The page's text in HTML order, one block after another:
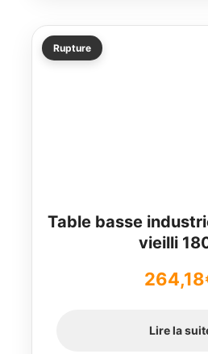
Rupture
Table basse
vieilli
264,18
Lire la